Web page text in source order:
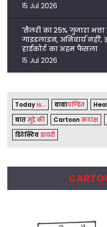
15 Jul 2026
'सैलरी का 25% गुजारा भत्ता
गाइडलाइन, अनिवार्य नहीं',
हाईकोर्ट का अहम फैसला
15 Jul 2026
Today is... बाबापण्डित
बातमुद्दे की Cartoon कटाक्ष
डिटेक्टिवडायरी